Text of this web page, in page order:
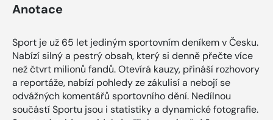
Anotace
Sport je už 65 let jediným sportovním deníkem v Česku.
Nabízí silný a pestrý obsah, který si denně přečte více
než čtvrt milionů fandů. Otevírá kauzy, přináší rozhovory
a reportáže, nabízí pohledy ze zákulisí a nebojí se
odvážných komentářů sportovního dění. Nedílnou
součástí Sportu jsou i statistiky a dynamické fotografie.